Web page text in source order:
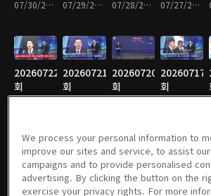
07/30/2026 • 1시간 34분 07/29/2026 • 1시간 36분 07/28/2026 • 1시간 36분 07/27/2026 • 1시간 34분
20260722
회
07/22/2026 • 1시간 36분
20260721
회
07/21/2026 • 1시간 34분
20260720
회
07/20/2026 • 1시간 33분
20260717
회
07/17/2026 • 1시간 35분
20260714
회
20260713
회
20260710
회
20260709
회
We process your personal information to
improve our sites and service, to assist
campaigns and to provide personalised
advertising. By clicking the button on the
exercise your privacy rights. For more